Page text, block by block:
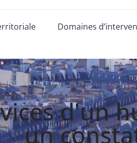
Domaines
d'un
un